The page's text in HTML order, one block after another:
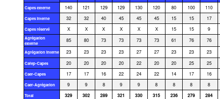
Capes externe 140 121 129 129 130 120 80 100 110
Capes interne 32 32 40 45 45 45 15 15 17
Capes réservé X X X X X X 15 15 9
Agrégation
externe
85 80 73 73 73 73 61 76 76
Agrégation interne 23 23 23 23 27 27 23 23 23
Cafep-Capes 20 20 20 20 22 20 20 25 25
Caer-Capes 17 17 16 22 24 22 14 17 16
Caer-Agrégation 9 9 8 9 9 8 8 8 8
Total 329 302 289 321 330 315 236 279 284